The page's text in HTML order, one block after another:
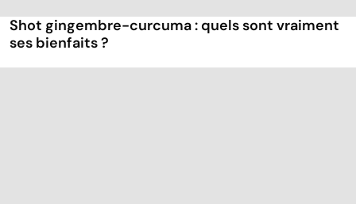
Shot gingembre-curcuma : quels sont vraiment
ses bienfaits ?